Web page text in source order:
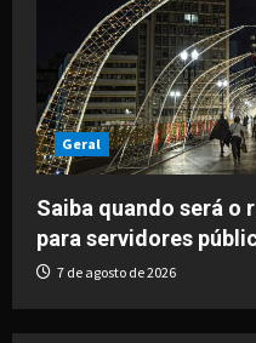
Geral
Saiba quando será o
para servidores
7 de agosto de 2026